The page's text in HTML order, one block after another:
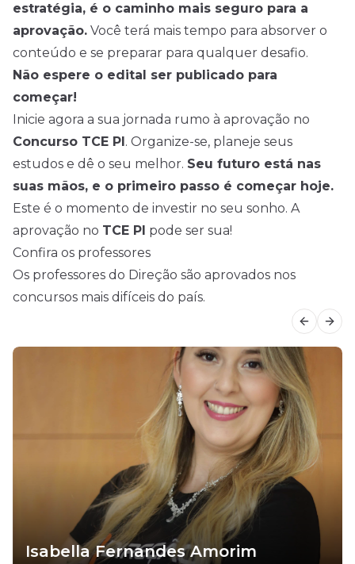
estratégia, é o caminho mais seguro para a
aprovação. Você terá mais tempo para absorver o
conteúdo e se preparar para qualquer desafio.
Não espere o edital ser publicado para
começar!
Inicie agora a sua jornada rumo à aprovação no
Concurso TCE PI. Organize-se, planeje seus
estudos e dê o seu melhor. Seu futuro está nas
suas mãos, e o primeiro passo é começar hoje.
Este é o momento de investir no seu sonho. A
aprovação no TCE PI pode ser sua!
Confira os professores
Os professores do Direção são aprovados nos
concursos mais difíceis do país.
Isabella Fernandes Amorim